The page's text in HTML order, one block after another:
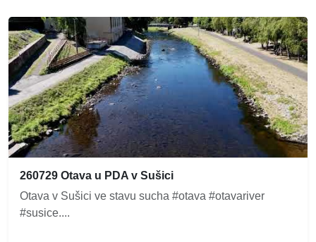
260729 Otava u PDA v Sušici
Otava v Sušici ve stavu sucha #otava #otavariver
#susice....